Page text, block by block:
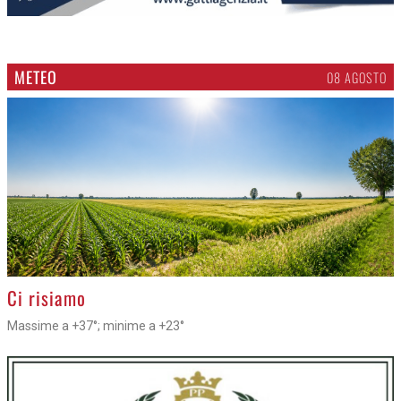
METEO 08 AGOSTO
>
Ci risiamo
Massime a +37°; minime a +23°